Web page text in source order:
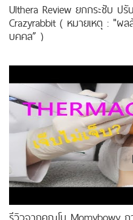
Ulthera Review ยกกระชับ ป
Crazyrabbit ( หมายเหตุ : "ผล
บุคคล” )